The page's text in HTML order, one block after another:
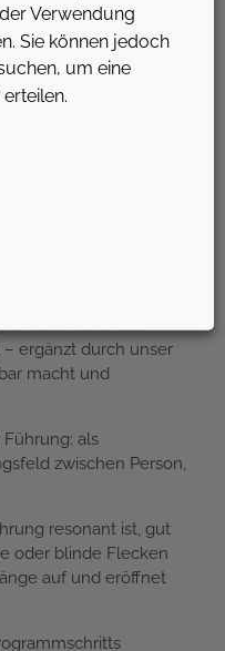
Klarheit, Entwicklung
und Wohlbefinden in
Blick aus
ergänzt durch unser
macht und
als
zwischen Person,
resonant ist, gut
oder blinde Flecken
auf und eröffnet
Verwendung
Sie können jedoch
um eine